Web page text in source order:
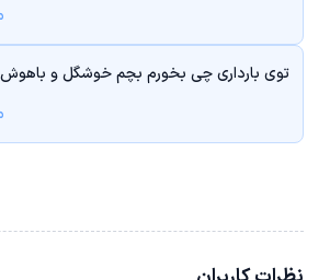
توی بارداری چی بخورم بچم خوشگل و